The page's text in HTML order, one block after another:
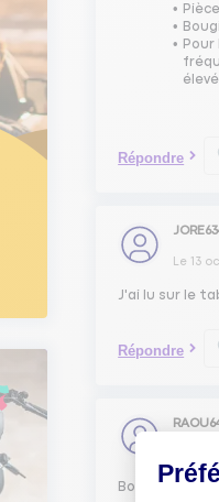
Répondre
Le 13
J'ai lu sur le
Répondre
Bonjour